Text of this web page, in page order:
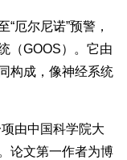
尔尼诺”预警，
（GOOS）。它由
构成，像神经系统
由中国科学院大
论文第一作者为博